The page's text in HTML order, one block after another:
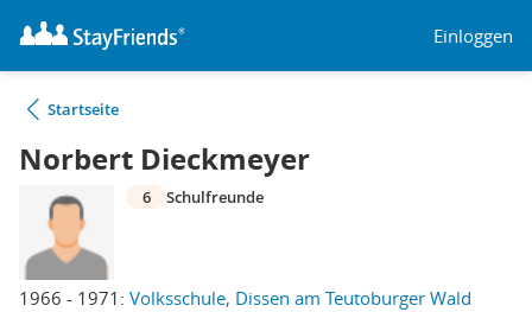
Einloggen
Startseite
Norbert Dieckmeyer
1966 - 1971: Volksschule, Dissen am Teutoburger Wald
6 Schulfreunde